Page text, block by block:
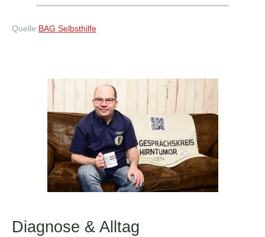
Diagnose & Alltag
Quelle:BAG Selbsthilfe